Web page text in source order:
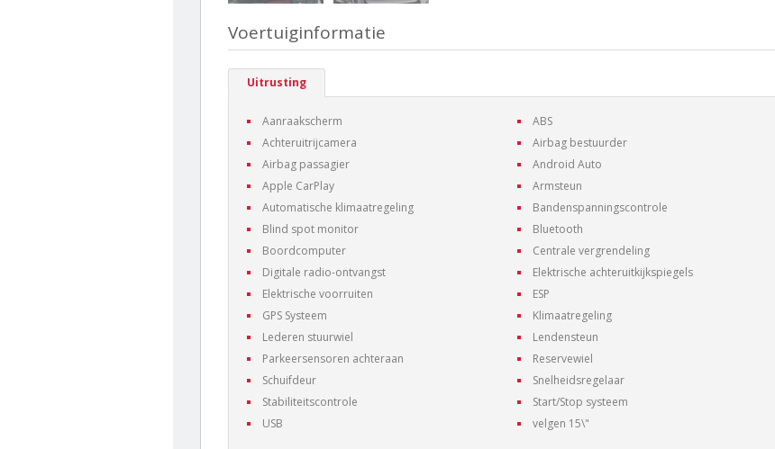
Voertuiginformatie
Uitrusting
Aanraakscherm
Achteruitrijcamera
Airbag passagier
Apple CarPlay
Automatische klimaatregeling
Blind spot monitor
Boordcomputer
Digitale radio-ontvangst
Elektrische voorruiten
GPS Systeem
Lederen stuurwiel
Parkeersensoren achteraan
Schuifdeur
Stabiliteitscontrole
USB
ABS
Airbag bestuurder
Android Auto
Armsteun
Bandenspanningscontrole
Bluetooth
Centrale vergrendeling
Elektrische achteruitkijkspiegels
ESP
Klimaatregeling
Lendensteun
Reservewiel
Snelheidsregelaar
Start/Stop systeem
velgen 15\"